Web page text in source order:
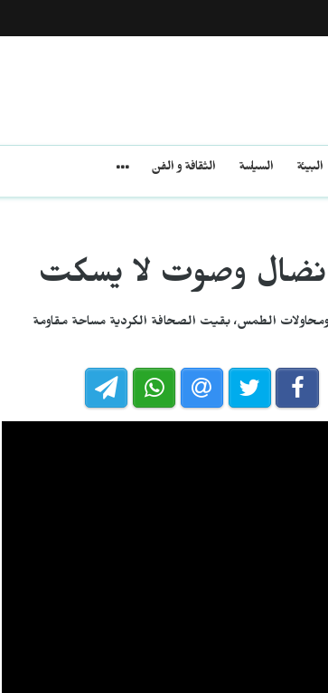
البيئة السياسة الثقافة و الفن
نضال وصوت لا يسكت
الطمس، بقيت الصحافة الكردية مساحة مقاومة